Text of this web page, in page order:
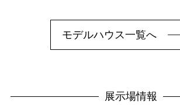
モデルハウス一覧へ
展示場情報